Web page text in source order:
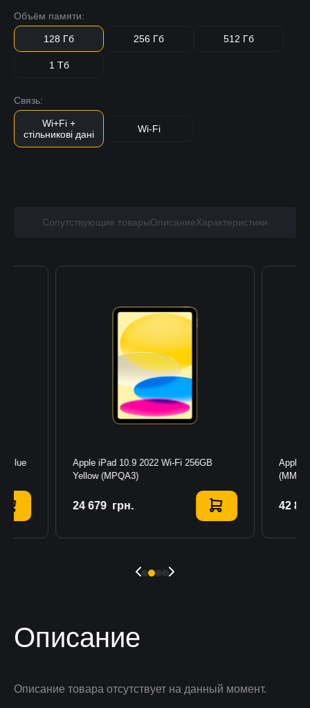
Объём памяти:
128 Гб 256 Гб 512 Гб
1 Тб
Связь:
Wi+Fi +
стільникові дані
Wi-Fi
Сопутствующие товарыОписаниеХарактеристики
Blue
Apple iPad 10.9 2022 Wi-Fi 256GB
Yellow (MPQA3)
24 679 грн.
Купить
Apple
42
Описание
Описание товара отсутствует на данный момент.